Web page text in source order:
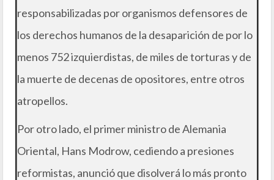
responsabilizadas por organismos defensores de
los derechos humanos de la desaparición de por lo
menos 752 izquierdistas, de miles de torturas y de
la muerte de decenas de opositores, entre otros
atropellos.
Por otro lado, el primer ministro de Alemania
Oriental, Hans Modrow, cediendo a presiones
reformistas, anunció que disolverá lo más pronto